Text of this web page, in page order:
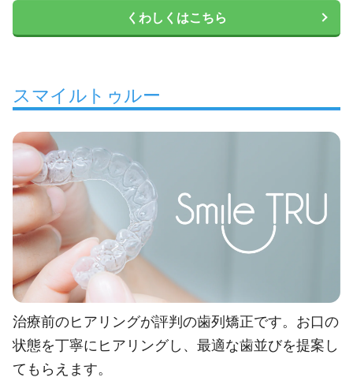
くわしくはこちら
スマイルトゥルー
治療前のヒアリングが評判の歯列矯正です。お口の
状態を丁寧にヒアリングし、最適な歯並びを提案し
てもらえます。